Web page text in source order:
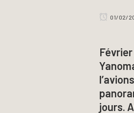
01/02/
jours.